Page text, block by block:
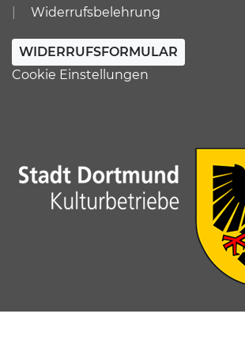
Widerrufsbelehrung
WIDERRUFSFORMULAR
Cookie Einstellungen